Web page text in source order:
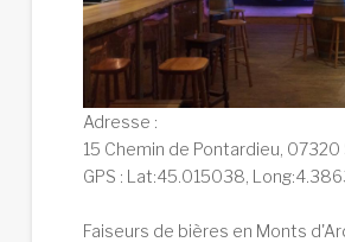
Adresse :
15 Chemin de Pontardieu,
GPS : Lat:45.015038,
Faiseurs de bières en Monts